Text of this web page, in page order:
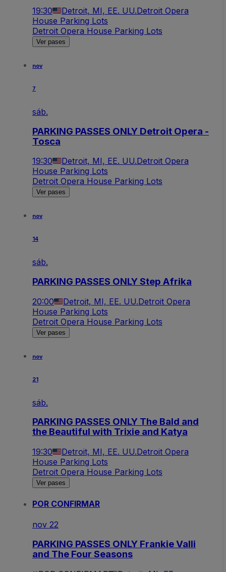
19:30 Detroit, MI, EE. UU.Detroit Opera
House Parking Lots
Detroit Opera House Parking Lots
Ver pases
nov
7
sáb.
PARKING PASSES ONLY Detroit Opera -
Tosca
19:30 Detroit, MI, EE. UU.Detroit Opera
House Parking Lots
Detroit Opera House Parking Lots
Ver pases
nov
14
sáb.
PARKING PASSES ONLY Step Afrika
20:00 Detroit, MI, EE. UU.Detroit Opera
House Parking Lots
Detroit Opera House Parking Lots
Ver pases
nov
21
sáb.
PARKING PASSES ONLY The Bald and
the Beautiful with Trixie and Katya
19:30 Detroit, MI, EE. UU.Detroit Opera
House Parking Lots
Detroit Opera House Parking Lots
Ver pases
POR CONFIRMAR
nov 22
PARKING PASSES ONLY Frankie Valli
and The Four Seasons